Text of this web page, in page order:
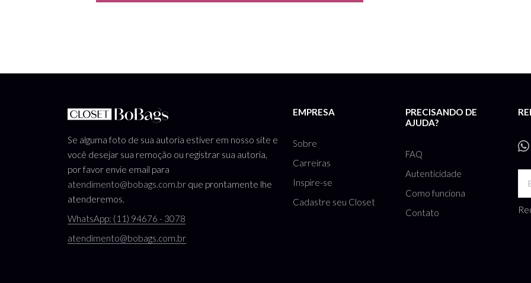
Se alguma foto de sua autoria estiver em nosso site e
você desejar sua remoção ou registrar sua autoria,
por favor envie email para
atendimento@bobags.com.br que prontamente lhe
atenderemos.
WhatsApp: (11) 94676 - 3078
atendimento@bobags.com.br
EMPRESA
Sobre
Carreiras
Inspire-se
Cadastre seu Closet
PRECISANDO DE
AJUDA?
FAQ
Autenticidade
Como funciona
Contato